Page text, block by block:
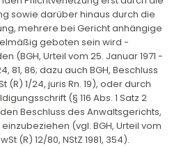
sowie darüber hinaus durch die
mehrere bei Gericht anhängige
geboten sein wird -
(BGH, Urteil vom 25. Januar 1971 -
81, 86; dazu auch BGH, Beschluss
(R) 1/24, juris Rn. 19), oder durch
(§ 116 Abs. 1 Satz 2
den Beschluss des Anwaltsgerichts,
(vgl. BGH, Urteil vom
(R) 12/80, NStZ 1981, 354).